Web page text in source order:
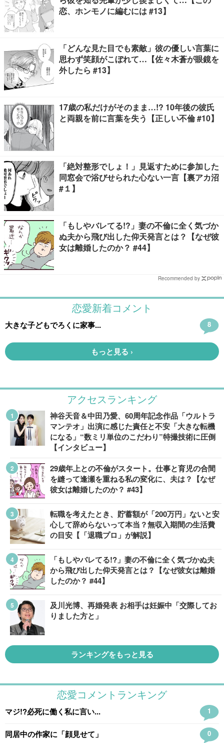
恋、ホンモノに編むには #13】
「どんな見た目でも素敵」彼の優しい言葉に
思わず笑顔がこぼれて…【佐々木蒼が眼鏡を
外したら #13】
17歳の私だけがそのまま…!? 10年後の彼氏
と両親を前に言葉を失う【正しい不倫 #10】
「絶対整形でしょ！」見返すために参加した
同窓会で浴びせられた心ない一言【裏アカ沼
#１】
「もしやバレてる!?」妻の不倫に全く気づか
ぬ夫から飛び出した仰天発言とは？【なぜ彼
女は離婚したのか？ #44】
Recommended by
アクセスランキング
神谷天音＆中田乃愛、60周年記念作品「ウルトラ
マンテオ」出演に感じた責任と不安「大きな転機
になる」“数ミリ単位のこだわり”特撮技術に圧倒
【インタビュー】
29歳年上との不倫がスタート。仕事と育児の合間
を縫って逢瀬を重ねる私の変化に、夫は？【なぜ
彼女は離婚したのか？ #43】
転職を考えたとき、貯蓄額が「200万円」ないと安
心して辞めらないって本当？無収入期間の生活費
の目安【「退職プロ」が解説】
「もしやバレてる!?」妻の不倫に全く気づかぬ夫
から飛び出した仰天発言とは？【なぜ彼女は離婚
したのか？ #44】
及川光博、再婚発表 お相手は妊娠中「交際してお
りました方と」
ランキングをもっと見る